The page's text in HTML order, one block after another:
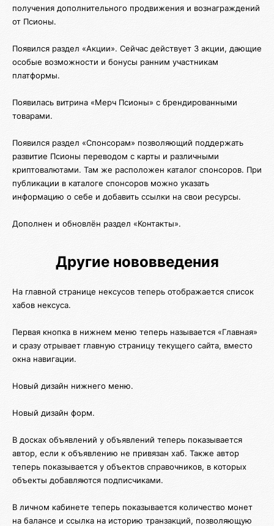
получения дополнительного продвижения и вознаграждений
от Псионы.
Появился раздел «Акции». Сейчас действует 3 акции, дающие
особые возможности и бонусы ранним участникам
платформы.
Появилась витрина «Мерч Псионы» с брендированными
товарами.
Появился раздел «Спонсорам» позволяющий поддержать
развитие Псионы переводом с карты и различными
криптовалютами. Там же расположен каталог спонсоров. При
публикации в каталоге спонсоров можно указать
информацию о себе и добавить ссылки на свои ресурсы.
Дополнен и обновлён раздел «Контакты».
Другие нововведения
На главной странице нексусов теперь отображается список
хабов нексуса.
Первая кнопка в нижнем меню теперь называется «Главная»
и сразу отрывает главную страницу текущего сайта, вместо
окна навигации.
Новый дизайн нижнего меню.
Новый дизайн форм.
В досках объявлений у объявлений теперь показывается
автор, если к объявлению не привязан хаб. Также автор
теперь показывается у объектов справочников, в которых
объекты добавляются подписчиками.
В личном кабинете теперь показывается количество монет
на балансе и ссылка на историю транзакций, позволяющую